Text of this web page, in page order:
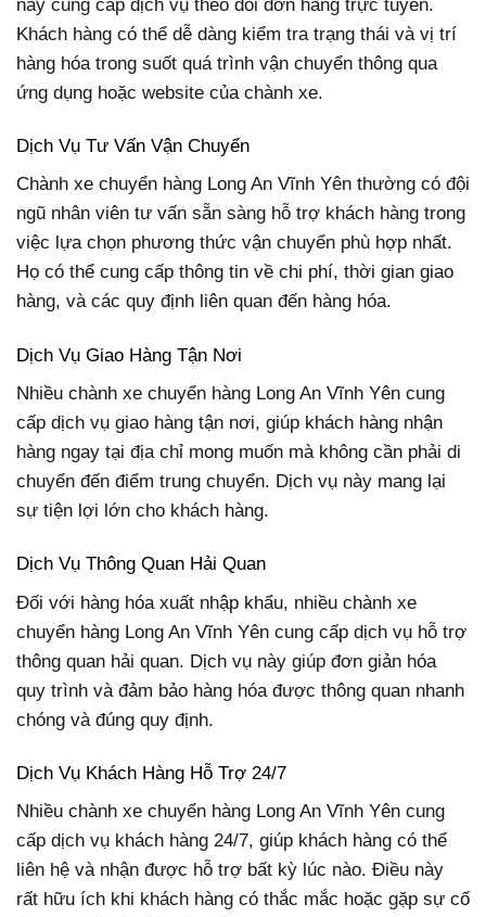
nay cung cấp dịch vụ theo dõi đơn hàng trực tuyến.
Khách hàng có thể dễ dàng kiểm tra trạng thái và vị trí
hàng hóa trong suốt quá trình vận chuyển thông qua
ứng dụng hoặc website của chành xe.
Dịch Vụ Tư Vấn Vận Chuyển
Chành xe chuyển hàng Long An Vĩnh Yên thường có đội
ngũ nhân viên tư vấn sẵn sàng hỗ trợ khách hàng trong
việc lựa chọn phương thức vận chuyển phù hợp nhất.
Họ có thể cung cấp thông tin về chi phí, thời gian giao
hàng, và các quy định liên quan đến hàng hóa.
Dịch Vụ Giao Hàng Tận Nơi
Nhiều chành xe chuyển hàng Long An Vĩnh Yên cung
cấp dịch vụ giao hàng tận nơi, giúp khách hàng nhận
hàng ngay tại địa chỉ mong muốn mà không cần phải di
chuyển đến điểm trung chuyển. Dịch vụ này mang lại
sự tiện lợi lớn cho khách hàng.
Dịch Vụ Thông Quan Hải Quan
Đối với hàng hóa xuất nhập khẩu, nhiều chành xe
chuyển hàng Long An Vĩnh Yên cung cấp dịch vụ hỗ trợ
thông quan hải quan. Dịch vụ này giúp đơn giản hóa
quy trình và đảm bảo hàng hóa được thông quan nhanh
chóng và đúng quy định.
Dịch Vụ Khách Hàng Hỗ Trợ 24/7
Nhiều chành xe chuyển hàng Long An Vĩnh Yên cung
cấp dịch vụ khách hàng 24/7, giúp khách hàng có thể
liên hệ và nhận được hỗ trợ bất kỳ lúc nào. Điều này
rất hữu ích khi khách hàng có thắc mắc hoặc gặp sự cố